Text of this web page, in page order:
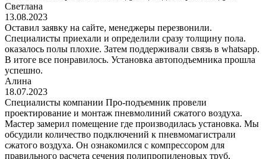
Светлана
13.08.2023
Оставил заявку на сайте, менеджеры перезвонили.
Специалисты приехали и определили сразу толщину пола.
оказалось полы плохие. Затем поддерживали связь в whatsapp.
В итоге все понравилось. Установка автоподъемника прошла
успешно.
Алина
18.07.2023
Специалисты компании Про-подъемник провели
проектирование и монтаж пневмолиний сжатого воздуха.
Мастер замерил помещение где производилась установка. Мы
обсудили количество подключений к пневмомагистрали
сжатого воздуха. Он ознакомился с компрессором для
правильного расчета сечения полипропиленовых труб,